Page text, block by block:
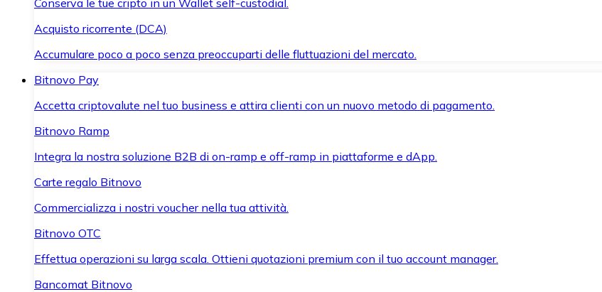
Conserva le tue cripto in un Wallet self-custodial.
Acquisto ricorrente (DCA)
Accumulare poco a poco senza preoccuparti delle fluttuazioni del mercato.
Bitnovo Pay
Accetta criptovalute nel tuo business e attira clienti con un nuovo metodo di pagamento.
Bitnovo Ramp
Integra la nostra soluzione B2B di on-ramp e off-ramp in piattaforme e dApp.
Carte regalo Bitnovo
Commercializza i nostri voucher nella tua attività.
Bitnovo OTC
Effettua operazioni su larga scala. Ottieni quotazioni premium con il tuo account manager.
Bancomat Bitnovo